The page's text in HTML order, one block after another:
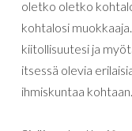
oletko oletko
kohtalosi muokkaaja
kiitollisuutesi ja
itsessä olevia
ihmiskuntaa kohtaan.